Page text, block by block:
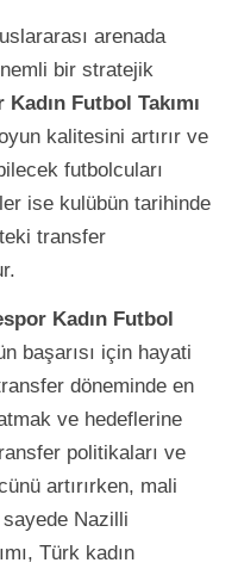
arenada
bir stratejik
Futbol Takımı
kalitesini artırır ve
futbolcuları
ise kulübün tarihinde
transfer
Kadın Futbol
başarısı için hayati
döneminde en
ve hedeflerine
politikaları ve
artırırken, mali
Nazilli
Türk kadın